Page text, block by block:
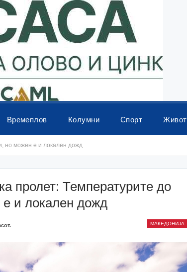
Времеплов Колумни Спорт Живот
но можен е и локален дожд
пролет: Температурите до
и локален дожд
МАКЕДОНИЈА